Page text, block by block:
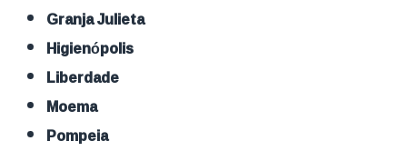
Granja Julieta
Higienópolis
Liberdade
Moema
Pompeia